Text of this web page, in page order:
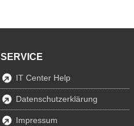
SERVICE
IT Center Help
Datenschutzerklärung
Impressum